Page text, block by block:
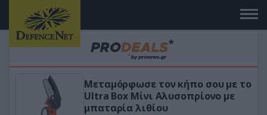
Μεταμόρφωσε τον κήπο σου με το
Ultra Box Μίνι Αλυσοπρίονο με
μπαταρία λιθίου